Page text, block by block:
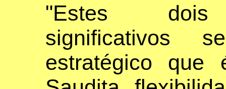
"Estes dois
significativos
estratégico que